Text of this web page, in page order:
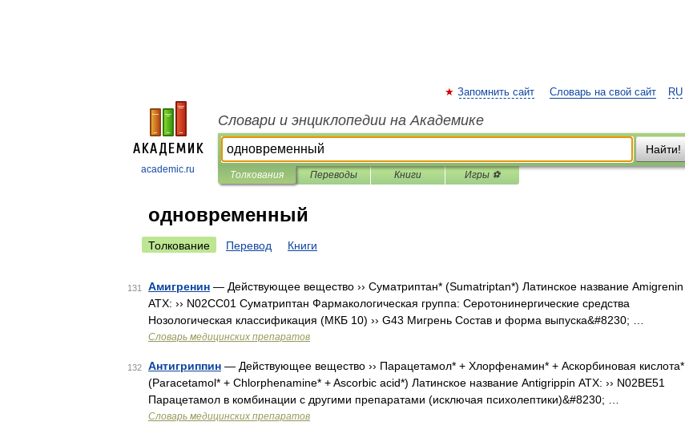
academic.ru
RU
Запомнить сайт Словарь на свой сайт
Словари и энциклопедии на Академике
Найти!
Толкования Переводы Книги Игры ⚽
одновременный
Толкование Перевод Книги
131 Амигренин — Действующее вещество ›› Суматриптан* (Sumatriptan*) Латинское название Amigrenin
АТХ: ›› N02CC01 Суматриптан Фармакологическая группа: Серотонинергические средства
Нозологическая классификация (МКБ 10) ›› G43 Мигрень Состав и форма выпуска&#8230; …
Словарь медицинских препаратов
132 Антигриппин — Действующее вещество ›› Парацетамол* + Хлорфенамин* + Аскорбиновая кислота*
(Paracetamol* + Chlorphenamine* + Ascorbic acid*) Латинское название Antigrippin АТХ: ›› N02BE51
Парацетамол в комбинации с другими препаратами (исключая психолептики)&#8230; …
Словарь медицинских препаратов